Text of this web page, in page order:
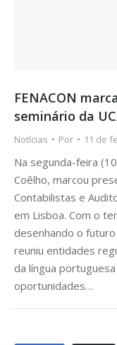
FENACON
seminário da
Notícias Por 11 de
Na segunda-feira
Coêlho, marcou
Contabilistas e
em Lisboa. Com o
desenhando o
reuniu entidades
da língua
oportunidades…